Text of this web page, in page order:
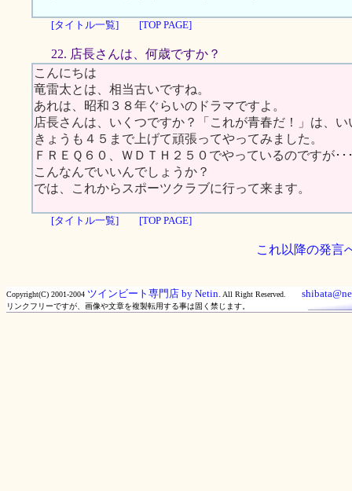
[タイトル一覧] [TOP PAGE]
22. 店長さんは、何歳ですか？
こんにちは
竜雷太とは、相当古いですね。
あれは、昭和３８年ぐらいのドラマですよ。
店長さんは、いくつですか？「これが青春だ！」は、
きょうも４５まで上げて頑張ってやってみました。
ＦＲＥＱ６０、ＷＤＴＨ２５０でやっているのですが･･
こんなんでいいんでしょうか？
では、これからスポーツクラブに行って来ます。
[タイトル一覧] [TOP PAGE]
これ以降の発言
Copyright(C) 2001-2004 ツインビート専門店 by Netin. All Right Reserved.
リンクフリーですが、画像や文章を複製転用する事は固く禁じます。